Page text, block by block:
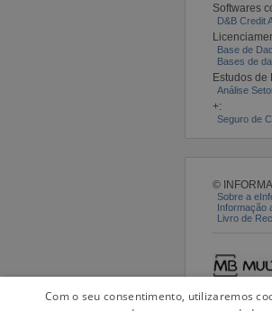
Softwares
D&B Credit
Base de
Bases de
Estudos de
Análise
+:
Seguro de
©
Sobre a
Informação
Livro de
Com o seu consentimento, utilizaremos